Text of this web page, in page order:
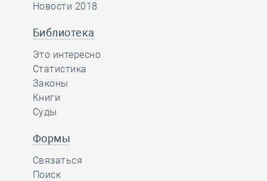
Новости 2018
Библиотека
Это интересно
Статистика
Законы
Книги
Суды
Формы
Связаться
Поиск